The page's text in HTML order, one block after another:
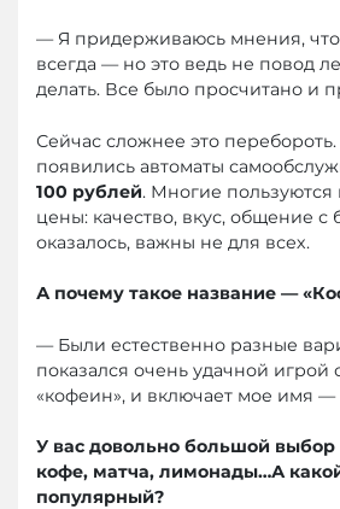
— Я придерживаюсь мнения, что
всегда — но это ведь не повод
делать. Все было просчитано и
Сейчас сложнее это
появились автоматы
100 рублей. Многие пользуются
цены: качество, вкус, общение с
оказалось, важны не для всех.
А почему такое название —
— Были естественно разные
показался очень удачной игрой
«кофеин», и включает мое имя —
У вас довольно большой
кофе, матча, лимонады…А
популярный?